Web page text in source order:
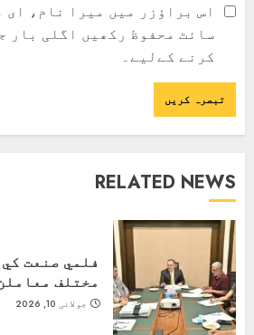
اس براؤزر میں میرا نام، ای
سائٹ محفوظ رکھیں اگلی بار
کرنے کےلیے۔
RELATED NEWS
فلمي صنعت
مختلف
جولائی 10, 2026